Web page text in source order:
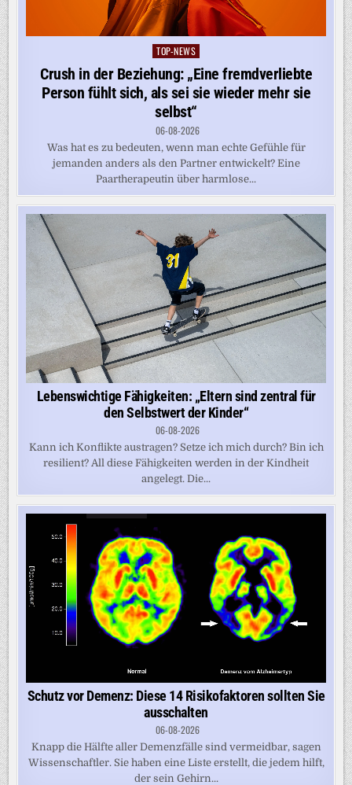
Posted
in
TOP-NEWS
Crush in der Beziehung: „Eine fremdverliebte
Person fühlt sich, als sei sie wieder mehr sie
selbst“
06-08-2026
Was hat es zu bedeuten, wenn man echte Gefühle für
jemanden anders als den Partner entwickelt? Eine
Paartherapeutin über harmlose...
Lebenswichtige Fähigkeiten: „Eltern sind zentral für
den Selbstwert der Kinder“
06-08-2026
Kann ich Konflikte austragen? Setze ich mich durch? Bin ich
resilient? All diese Fähigkeiten werden in der Kindheit
angelegt. Die...
Schutz vor Demenz: Diese 14 Risikofaktoren sollten Sie
ausschalten
06-08-2026
Knapp die Hälfte aller Demenzfälle sind vermeidbar, sagen
Wissenschaftler. Sie haben eine Liste erstellt, die jedem hilft,
der sein Gehirn...